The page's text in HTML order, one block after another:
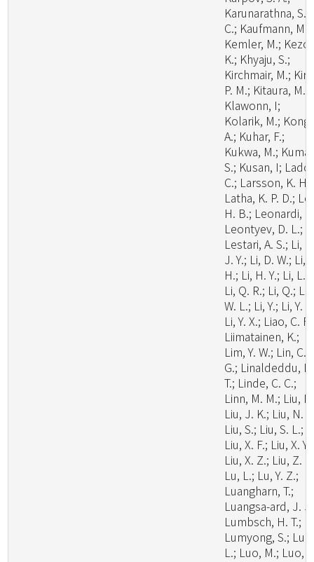
Karunarathna, S.
C.; Kaufmann, M.;
Kemler, M.; Kezo,
K.; Khyaju, S.;
Kirchmair, M.;
P. M.; Kitaura, M.
Klawonn, I;
Kolarik, M.; Kong,
A.; Kuhar, F.;
Kukwa, M.;
S.; Kusan, I; Lado,
C.; Larsson, K. H.;
Latha, K. P. D.;
H. B.; Leonardi,
Leontyev, D. L.;
Lestari, A. S.; Li,
J. Y.; Li, D. W.; Li,
H.; Li, H. Y.; Li, L.;
Li, Q. R.; Li, Q.; Li,
W. L.; Li, Y.; Li, Y.
Li, Y. X.; Liao, C. F.;
Liimatainen, K.;
Lim, Y. W.; Lin, C.
G.; Linaldeddu, B.
T.; Linde, C. C.;
Linn, M. M.; Liu,
Liu, J. K.; Liu, N.
Liu, S.; Liu, S. L.;
Liu, X. F.; Liu, X. Y.;
Liu, X. Z.; Liu, Z.
Lu, L.; Lu, Y. Z.;
Luangharn, T.;
Luangsa-ard, J.
Lumbsch, H. T.;
Lumyong, S.;
L.; Luo, M.; Luo,